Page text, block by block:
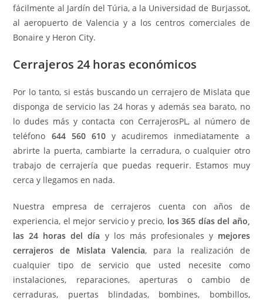
fácilmente al Jardín del Túria, a la Universidad de Burjassot,
al aeropuerto de Valencia y a los centros comerciales de
Bonaire y Heron City.
Cerrajeros 24 horas económicos
Por lo tanto, si estás buscando un cerrajero de Mislata que
disponga de servicio las 24 horas y además sea barato, no
lo dudes más y contacta con CerrajerosPL, al número de
teléfono 644 560 610y acudiremos inmediatamente a
abrirte la puerta, cambiarte la cerradura, o cualquier otro
trabajo de cerrajería que puedas requerir. Estamos muy
cerca y llegamos en nada.
Nuestra empresa de cerrajeros cuenta con años de
experiencia, el mejor servicio y precio, los 365 días del año,
las 24 horas del día y los más profesionales y mejores
cerrajeros de Mislata Valencia, para la realización de
cualquier tipo de servicio que usted necesite como
instalaciones, reparaciones, aperturas o cambio de
cerraduras, puertas blindadas, bombines, bombillos,